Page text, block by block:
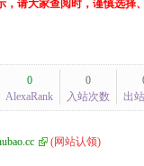
，请大家查阅时，谨慎选择
0
AlexaRank
0
入站次数
出
(网站认领)